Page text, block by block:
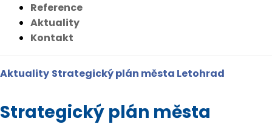
Reference
Aktuality
Kontakt
Aktuality Strategický plán města Letohrad
Strategický plán města